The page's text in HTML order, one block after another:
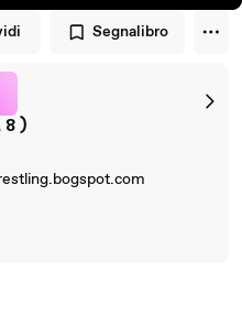
Segnalibro
TNA 30. 5. 2008 ( PARTE 8. 8 )